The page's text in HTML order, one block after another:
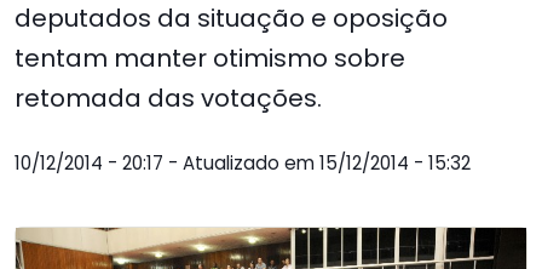
deputados da situação e oposição
tentam manter otimismo sobre
retomada das votações.
10/12/2014 - 20:17 - Atualizado em 15/12/2014 - 15:32